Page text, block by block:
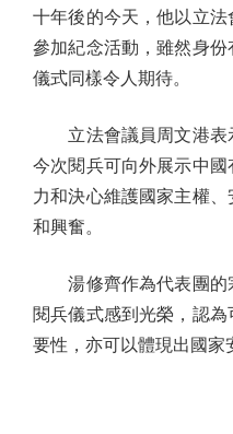
十年後的今天，他以立
參加紀念活動，雖然身
儀式同樣令人期待。
立法會議員周文港表
今次閱兵可向外展示中
力和決心維護國家主權
和興奮。
湯修齊作為代表團的
閱兵儀式感到光榮，認
要性，亦可以體現出國家